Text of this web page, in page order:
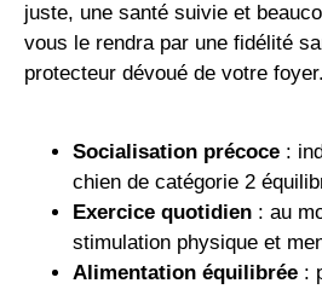
juste, une santé suivie et
vous le rendra par une fidélité
protecteur dévoué de votre foyer.
Socialisation précoce :
chien de catégorie 2
Exercice quotidien : au
stimulation physique et
Alimentation équilibrée :